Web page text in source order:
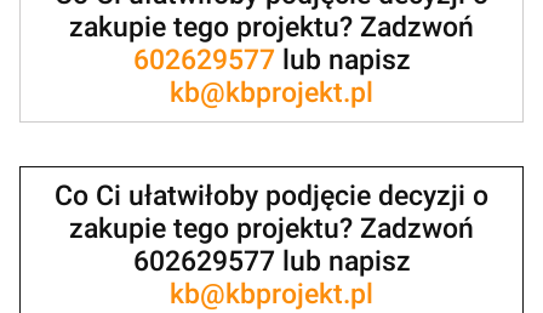
zakupie tego projektu? Zadzwoń
602629577lub napisz
kb@kbprojekt.pl
Co Ci ułatwiłoby podjęcie decyzji o
zakupie tego projektu? Zadzwoń
602629577 lub napisz
kb@kbprojekt.pl